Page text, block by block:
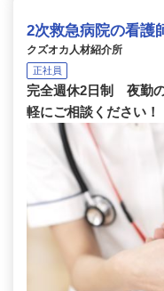
2次救急病院の看護
クズオカ人材紹介所
正社員
完全週休2日制 夜勤
軽にご相談ください！